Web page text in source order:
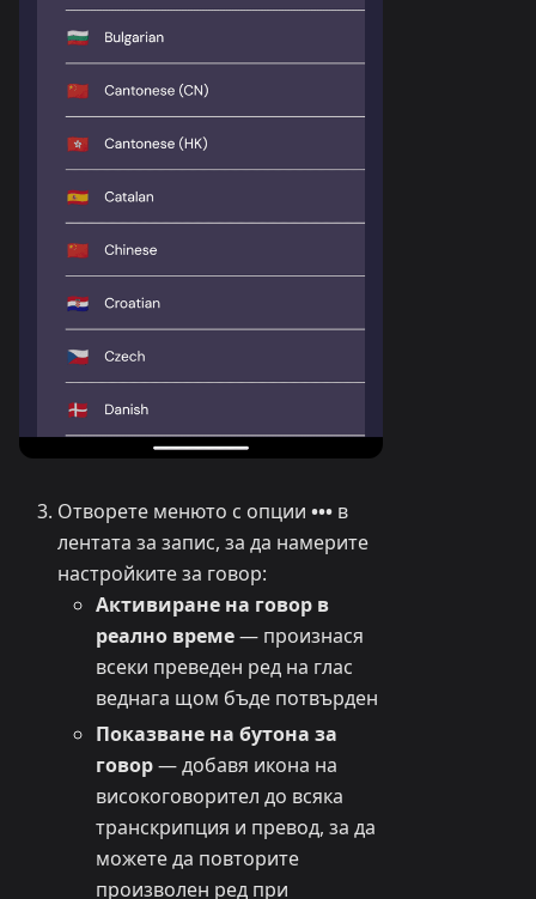
Отворете менюто с опции ••• в
лентата за запис, за да намерите
настройките за говор:
Активиране на говор в
реално време— произнася
всеки преведен ред на глас
веднага щом бъде потвърден
Показване на бутона за
говор— добавя икона на
високоговорител до всяка
транскрипция и превод, за да
можете да повторите
произволен ред при